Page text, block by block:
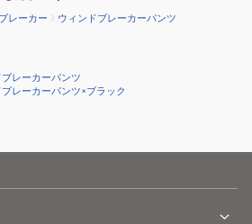
レーカー ウィンドブレーカーパンツ
レーカーパンツ
レーカーパンツ×ブラック